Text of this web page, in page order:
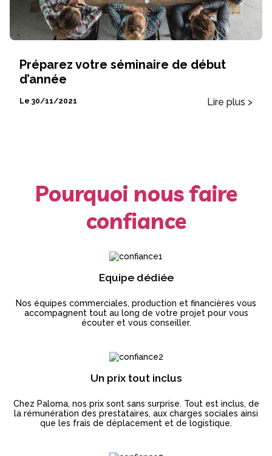
Préparez votre séminaire de début
d’année
Le 30/11/2021 Lire plus >
Pourquoi nous faire
confiance
Equipe dédiée
Nos équipes commerciales, production et financières vous
accompagnent tout au long de votre projet pour vous
écouter et vous conseiller.
Un prix tout inclus
Chez Paloma, nos prix sont sans surprise. Tout est inclus, de
la rémunération des prestataires, aux charges sociales ainsi
que les frais de déplacement et de logistique.